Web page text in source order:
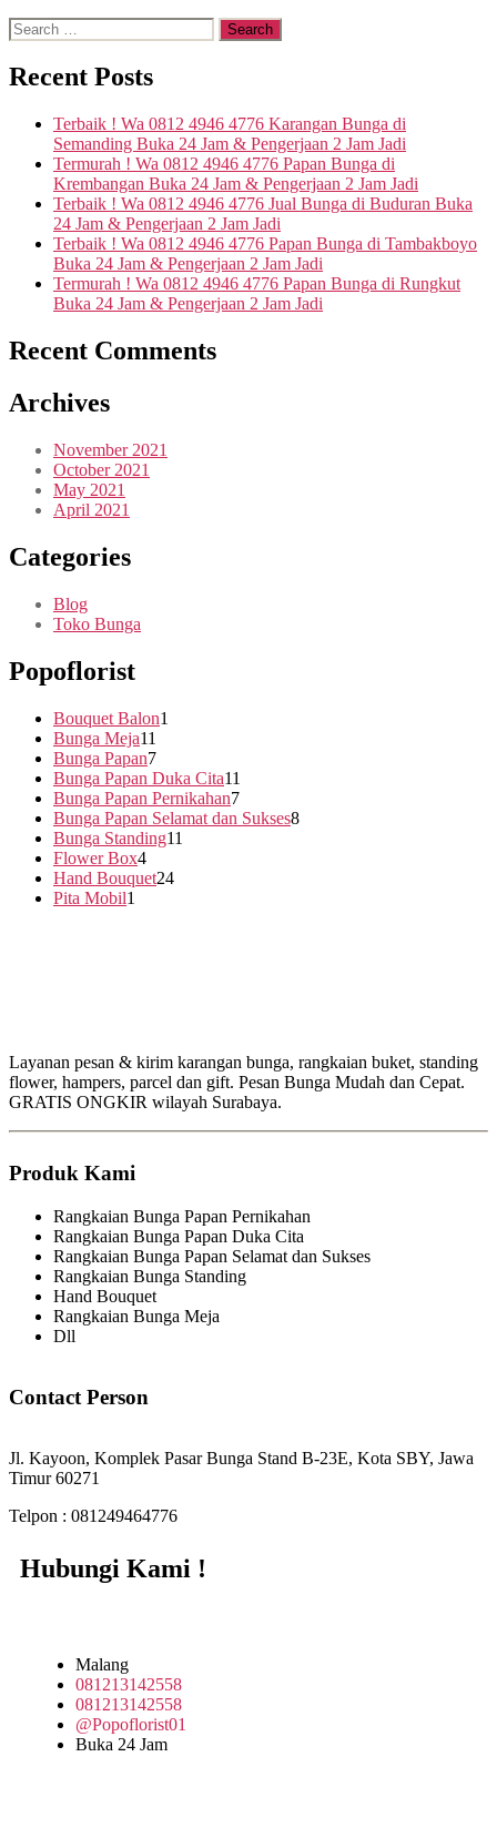
Recent Posts
Terbaik ! Wa 0812 4946 4776 Karangan Bunga di
Semanding Buka 24 Jam & Pengerjaan 2 Jam Jadi
Termurah ! Wa 0812 4946 4776 Papan Bunga di
Krembangan Buka 24 Jam & Pengerjaan 2 Jam Jadi
Terbaik ! Wa 0812 4946 4776 Jual Bunga di Buduran Buka
24 Jam & Pengerjaan 2 Jam Jadi
Terbaik ! Wa 0812 4946 4776 Papan Bunga di Tambakboyo
Buka 24 Jam & Pengerjaan 2 Jam Jadi
Termurah ! Wa 0812 4946 4776 Papan Bunga di Rungkut
Buka 24 Jam & Pengerjaan 2 Jam Jadi
Recent Comments
Archives
November 2021
October 2021
May 2021
April 2021
Categories
Blog
Toko Bunga
Popoflorist
Bouquet Balon1
Bunga Meja11
Bunga Papan7
Bunga Papan Duka Cita11
Bunga Papan Pernikahan7
Bunga Papan Selamat dan Sukses8
Bunga Standing11
Flower Box4
Hand Bouquet24
Pita Mobil1
Layanan pesan & kirim karangan bunga, rangkaian buket, standing
flower, hampers, parcel dan gift. Pesan Bunga Mudah dan Cepat.
GRATIS ONGKIR wilayah Surabaya.
Produk Kami
Rangkaian Bunga Papan Pernikahan
Rangkaian Bunga Papan Duka Cita
Rangkaian Bunga Papan Selamat dan Sukses
Rangkaian Bunga Standing
Hand Bouquet
Rangkaian Bunga Meja
Dll
Contact Person
Jl. Kayoon, Komplek Pasar Bunga Stand B-23E, Kota SBY, Jawa
Timur 60271
Telpon : 081249464776
Hubungi Kami !
Malang
081213142558
081213142558
@Popoflorist01
Buka 24 Jam